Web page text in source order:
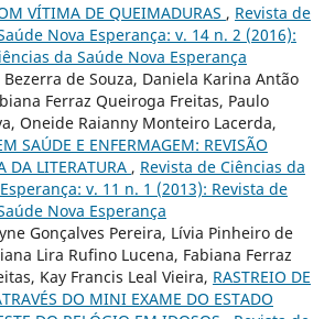
VÍTIMA DE QUEIMADURAS , Revista de
Nova Esperança: v. 14 n. 2 (2016):
da Saúde Nova Esperança
de Souza, Daniela Karina Antão
Ferraz Queiroga Freitas, Paulo
Oneide Raianny Monteiro Lacerda,
SAÚDE E ENFERMAGEM: REVISÃO
DA LITERATURA , Revista de Ciências da
v. 11 n. 1 (2013): Revista de
Nova Esperança
Gonçalves Pereira, Lívia Pinheiro de
Lira Rufino Lucena, Fabiana Ferraz
Kay Francis Leal Vieira, RASTREIO DE
DO MINI EXAME DO ESTADO